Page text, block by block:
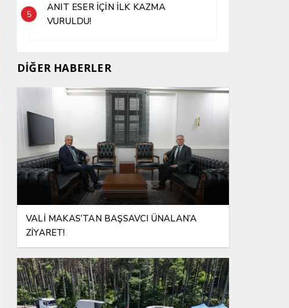
5
ANIT ESER İÇİN İLK KAZMA
VURULDU!
DİĞER HABERLER
VALİ MAKAS’TAN BAŞSAVCI ÜNALAN’A
ZİYARET!